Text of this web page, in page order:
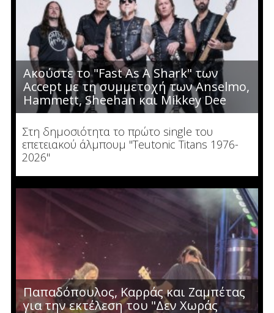
Ακούστε το "Fast As A Shark" των
Accept με τη συμμετοχή των Anselmo,
Hammett, Sheehan και Mikkey Dee
Στη δημοσιότητα το πρώτο single του
επετειακού άλμπουμ "Teutonic Titans 1976-
2026"
Παπαδόπουλος, Καρράς και Ζαμπέτας
για την εκτέλεση του "Δεν Χωράς